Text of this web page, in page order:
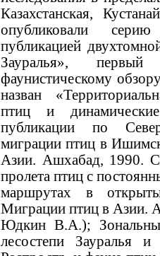
Казахстанская,
опубликовали
публикацией
Зауралья»,
фаунистическому
назван
птиц и
публикации по
миграции птиц в
Азии. Ашхабад, 1990.
пролета птиц с
маршрутах в
Миграции птиц в Азии.
Юдкин В.А.);
лесостепи Зауралья и